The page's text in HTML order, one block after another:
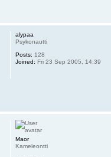
alypaa
Psykonautti
Posts: 128
Joined: Fri 23 Sep 2005, 14:39
Maor
Kameleontti